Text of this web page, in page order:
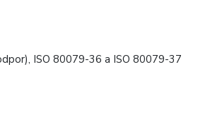
ISO 80079-36 a ISO 80079-37